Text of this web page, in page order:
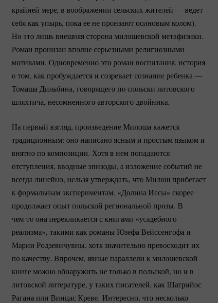
крайней мере, в воображении сельских жителей — ведет
себя как упырь, пока ее не пронзают осиновым колом).
Но это лишь внешняя сторона милошевской метафизики.
Роман пронизан вполне серьезными религиозными
мотивами. Одновременно это роман воспитания, история
о том, как пробуждается и созревает сознание ребенка —
Томаша Дильбина, говорящегопо-польски литовского
шляхтича, несомненного авторского двойника.
На первый взгляд, произведение Милоша кажется
традиционным: оно написано ясным и простым языком и
внятно по композиции. Хотя в нем попадаются
отступления, вводные эпизоды, а изложение событий не
всегда линейно, нельзя утверждать, что Милош прибегает
к формальным экспериментам. «Долина Иссы» скорее
продолжает опыт польской региональной прозы. В
чем-тоона перекликается с книгами «усадебного
реализма», такими как романы Юзефа Вейссенгофа и
Марии Родзевичувны, хотя значительно превосходит их
по качеству. Впрочем, явные параллели к милошевской
книге можно обнаружить не только в польской, но и в
литовской литературе, у таких писателей, как Шатрийос
Рагана или Винцас Креве. Интересно, что несколько